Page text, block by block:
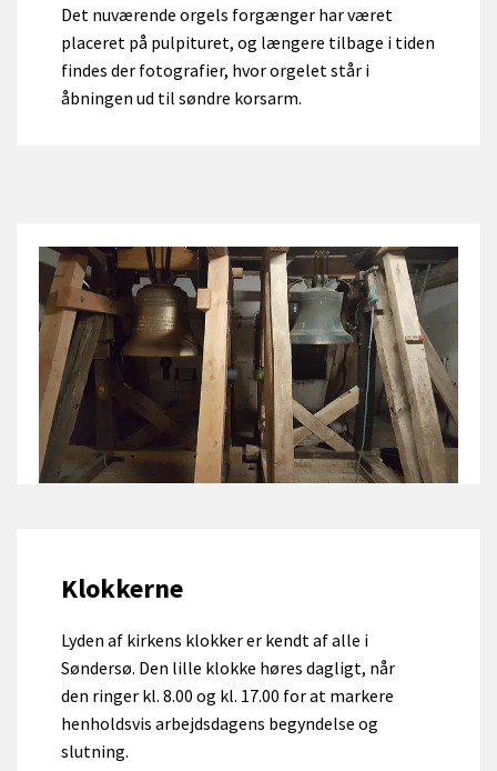
Det nuværende orgels forgænger har været
placeret på pulpituret, og længere tilbage i tiden
findes der fotografier, hvor orgelet står i
åbningen ud til søndre korsarm.
Klokkerne
Lyden af kirkens klokker er kendt af alle i
Søndersø. Den lille klokke høres dagligt, når
den ringer kl. 8.00 og kl. 17.00 for at markere
henholdsvis arbejdsdagens begyndelse og
slutning.